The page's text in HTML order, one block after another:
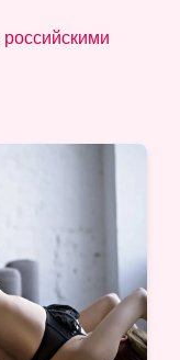
российскими